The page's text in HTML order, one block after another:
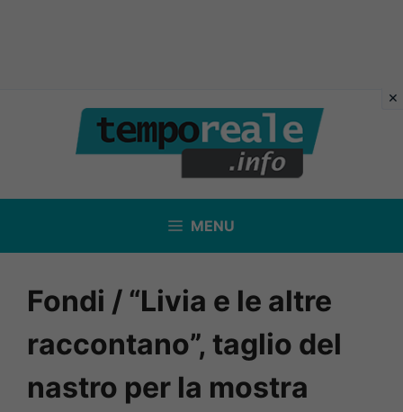
contenuto
MENU
Fondi / “Livia e le altre
raccontano”, taglio del
nastro per la mostra